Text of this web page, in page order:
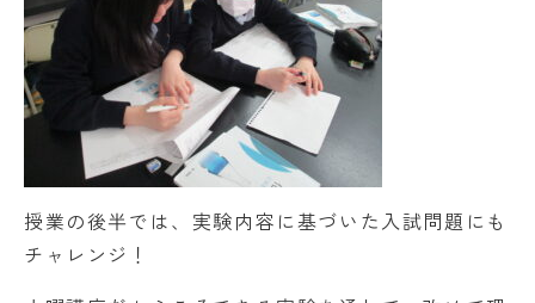
授業の後半では、実験内容に基づいた入試問題にも
チャレンジ！